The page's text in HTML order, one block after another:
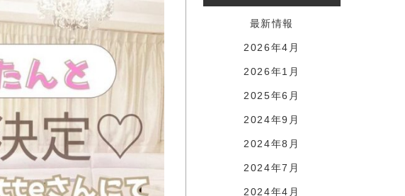
最新情報
2026年4月
2026年1月
2025年6月
2024年9月
2024年8月
2024年7月
2024年4月